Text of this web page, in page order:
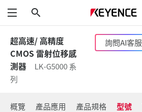
功能表
超高速/ 高精度
CMOS 雷射位移感
測器
LK-G5000 系
列
詢問AI客服
概覽 產品應用 產品規格 型號